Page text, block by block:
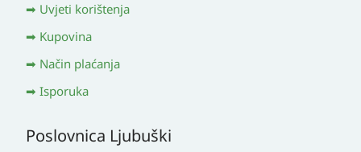
Uvjeti korištenja
Kupovina
Način plaćanja
Isporuka
Poslovnica Ljubuški